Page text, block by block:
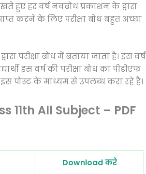
हुए हर वर्ष नवबोध प्रकाशन के द्वारा
करने के लिए परीक्षा बोध बहुत अच्छा
परीक्षा बोध में बताया जाता है। इस वर्ष
इस वर्ष की परीक्षा बोध का पीडीएफ
पोस्ट के माध्यम से उपलब्ध करा रहे हैं।
11th All Subject – PDF
Download करे